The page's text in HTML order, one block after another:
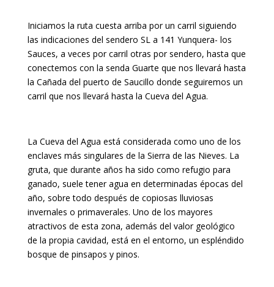
Iniciamos la ruta cuesta arriba por un carril siguiendo
las indicaciones del sendero SL a 141 Yunquera- los
Sauces, a veces por carril otras por sendero, hasta que
conectemos con la senda Guarte que nos llevará hasta
la Cañada del puerto de Saucillo donde seguiremos un
carril que nos llevará hasta la Cueva del Agua.
La Cueva del Agua está considerada como uno de los
enclaves más singulares de la Sierra de las Nieves. La
gruta, que durante años ha sido como refugio para
ganado, suele tener agua en determinadas épocas del
año, sobre todo después de copiosas lluviosas
invernales o primaverales. Uno de los mayores
atractivos de esta zona, además del valor geológico
de la propia cavidad, está en el entorno, un espléndido
bosque de pinsapos y pinos.